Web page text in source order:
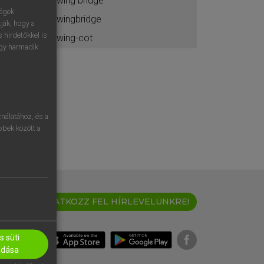
swingbridge
swing-cot
IRATKOZZ FEL HÍRLEVELÜNKRE!
hogy a
hirdetőkkel is
harmadik
és a
között a
süti